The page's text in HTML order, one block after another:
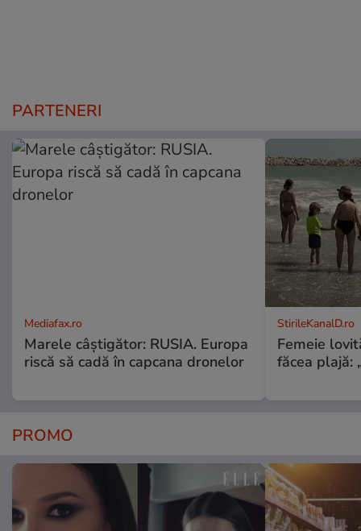
PARTENERI
Mediafax.ro
Marele câștigător: RUSIA. Europa
riscă să cadă în capcana dronelor
StirileKanalD.ro
Femeie
făcea plajă:
PROMO